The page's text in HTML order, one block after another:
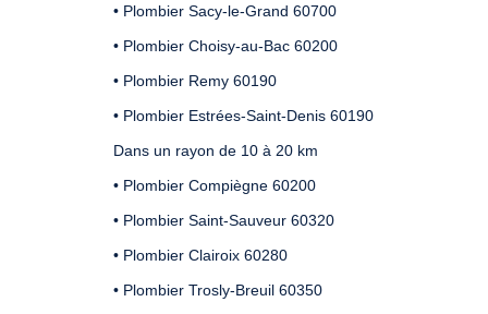
• Plombier Sacy-le-Grand 60700
• Plombier Choisy-au-Bac 60200
• Plombier Remy 60190
• Plombier Estrées-Saint-Denis 60190
Dans un rayon de 10 à 20 km
• Plombier Compiègne 60200
• Plombier Saint-Sauveur 60320
• Plombier Clairoix 60280
• Plombier Trosly-Breuil 60350